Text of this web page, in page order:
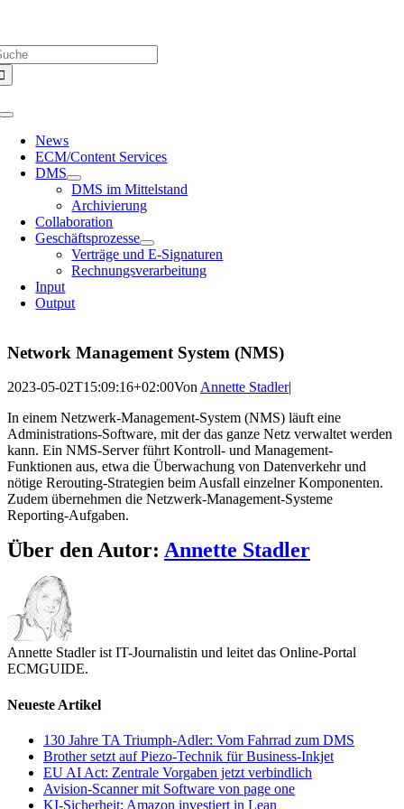
springen
Toggle
Navigation
News
ECM/Content Services
DMS
DMS im Mittelstand
Archivierung
Collaboration
Geschäftsprozesse
Verträge und E-Signaturen
Rechnungsverarbeitung
Input
Output
Network Management System (NMS)
2023-05-02T15:09:16+02:00VonAnnette Stadler|
In einem Netzwerk-Management-System (NMS) läuft eine
Administrations-Software, mit der das ganze Netz verwaltet werden
kann. Ein NMS-Server führt Kontroll- und Management-
Funktionen aus, etwa die Überwachung von Datenverkehr und
nötige Rerouting-Strategien beim Ausfall einzelner Komponenten.
Zudem übernehmen die Netzwerk-Management-Systeme
Reporting-Aufgaben.
Über den Autor: Annette Stadler
Annette Stadler ist IT-Journalistin und leitet das Online-Portal
ECMGUIDE.
Neueste Artikel
130 Jahre TA Triumph-Adler: Vom Fahrrad zum DMS
Brother setzt auf Piezo-Technik für Business-Inkjet
EU AI Act: Zentrale Vorgaben jetzt verbindlich
Avision-Scanner mit Software von page one
KI-Sicherheit: Amazon investiert in Lean